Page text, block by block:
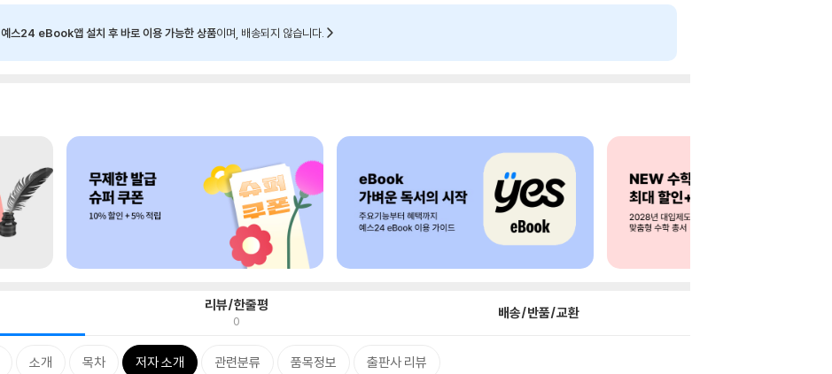
예스24 eBook앱 설치 후 바로 이용 가능한 상품이며, 배송되지 않습니다.
리뷰/한줄평
0 배송/반품/교환
소개 목차 저자 소개 관련분류 품목정보 출판사 리뷰